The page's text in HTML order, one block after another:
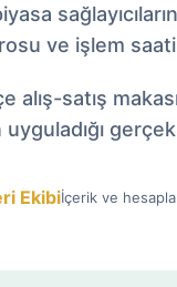
ve işlem
alış-satış
uyguladığı
Ekibiİçerik ve